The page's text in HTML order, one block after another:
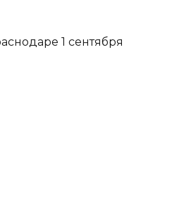
1 сентября